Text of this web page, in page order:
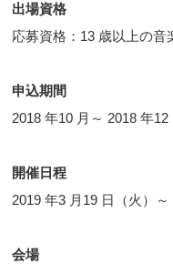
出場資格
応募資格：13 歳以上の音
申込期間
2018 年10 月～ 2018 年
開催日程
2019 年3 月19 日（火）～
会場